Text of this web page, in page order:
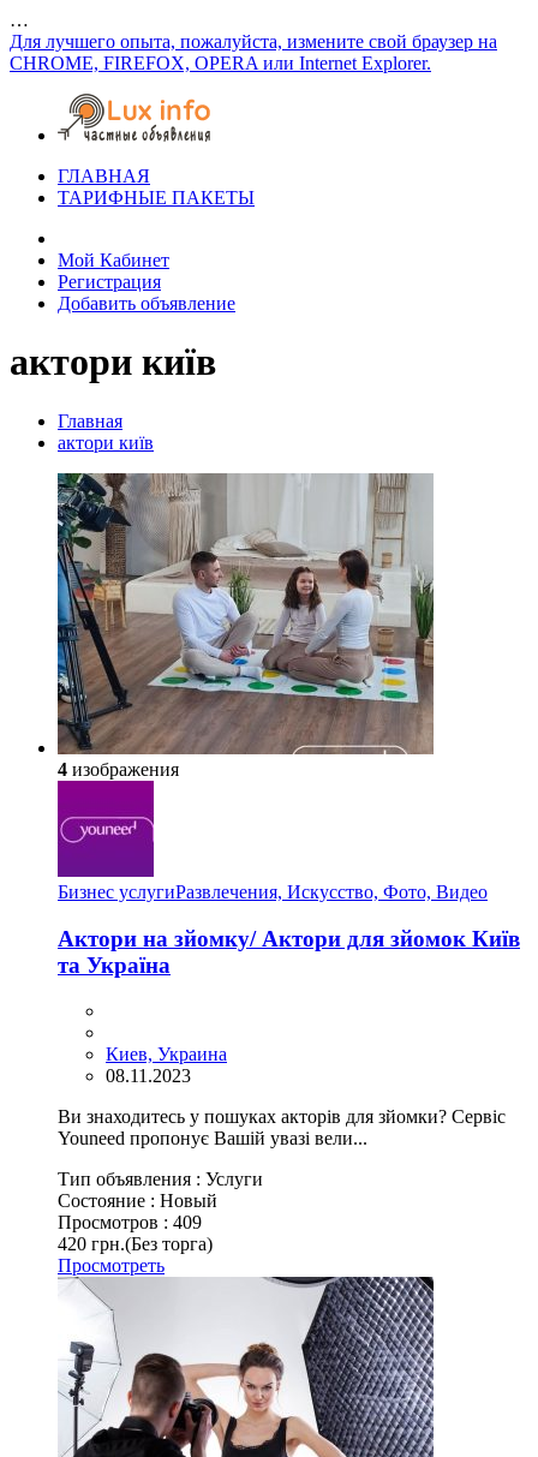
…
Для лучшего опыта, пожалуйста, измените свой браузер на
CHROME, FIREFOX, OPERA или Internet Explorer.
ГЛАВНАЯ
ТАРИФНЫЕ ПАКЕТЫ
Мой Кабинет
Регистрация
Добавить объявление
актори київ
Главная
актори київ
4 изображения
Бизнес услугиРазвлечения, Искусство, Фото, Видео
Актори на зйомку/ Актори для зйомок Київ
та Україна
Киев, Украина
08.11.2023
Ви знаходитесь у пошуках акторів для зйомки? Сервіс
Youneed пропонує Вашій увазі вели...
Тип объявления : Услуги
Состояние : Новый
Просмотров : 409
420 грн.(Без торга)
Просмотреть